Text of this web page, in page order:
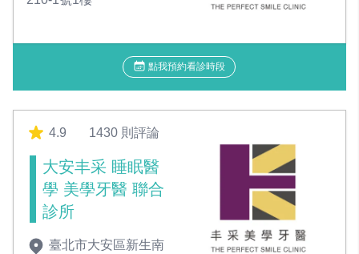
點我預約看診時段
4.9 1430 則評論
大安丰采 睡眠醫
學 美學牙醫 聯合
診所
臺北市大安區新生南